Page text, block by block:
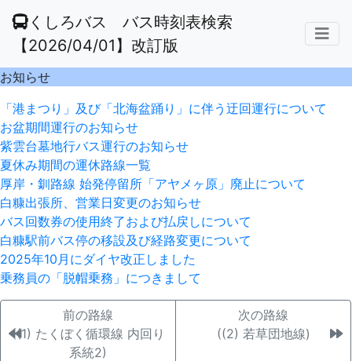
くしろバス バス時刻表検索
【2026/04/01】改訂版
お知らせ
「港まつり」及び「北海盆踊り」に伴う迂回運行について
お盆期間運行のお知らせ
紫雲台墓地行バス運行のお知らせ
夏休み期間の運休路線一覧
厚岸・釧路線 始発停留所「アヤメヶ原」廃止について
白糠出張所、営業日変更のお知らせ
バス回数券の使用終了および払戻しについて
白糠駅前バス停の移設及び経路変更について
2025年10月にダイヤ改正しました
乗務員の「脱帽乗務」につきまして
前の路線
((1) たくぼく循環線 内回り
系統2)
次の路線
((2) 若草団地線)